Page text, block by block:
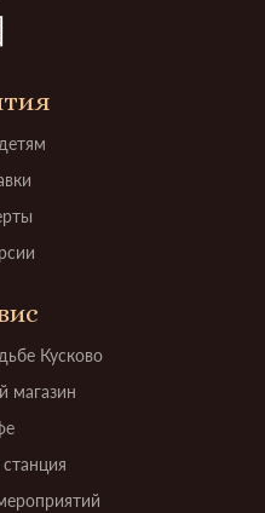
Кусково
магазин